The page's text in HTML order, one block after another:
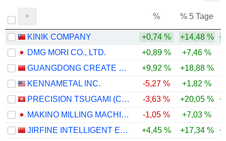
% % 5 Tage
KINIK COMPANY +0,74 % +14,48 %
DMG MORI CO., LTD.
+0,89 % +7,46 %
GUANGDONG CREATE CENTURY INTELLIGENT EQUIPMENT GROUP CORPORATION LIMITED
+9,92 % +18,88 %
KENNAMETAL INC.
-5,27 % +1,82 %
PRECISION TSUGAMI (CHINA) CORPORATION LIMITED
-3,63 % +20,05 %
MAKINO MILLING MACHINE CO., LTD.
-1,05 % +7,03 %
JIRFINE INTELLIGENT EQUIPMENT CO., LTD.
+4,45 % +17,34 %